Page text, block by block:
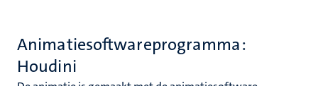
Animatiesoftwareprogramma:
Houdini